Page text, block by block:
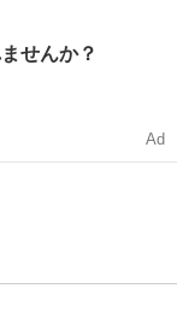
せんか？
Ad